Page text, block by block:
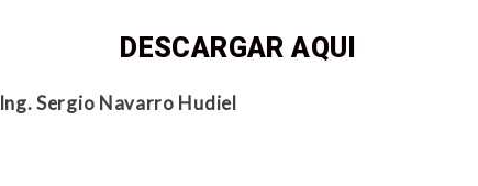
DESCARGAR AQUI
Ing. Sergio Navarro Hudiel